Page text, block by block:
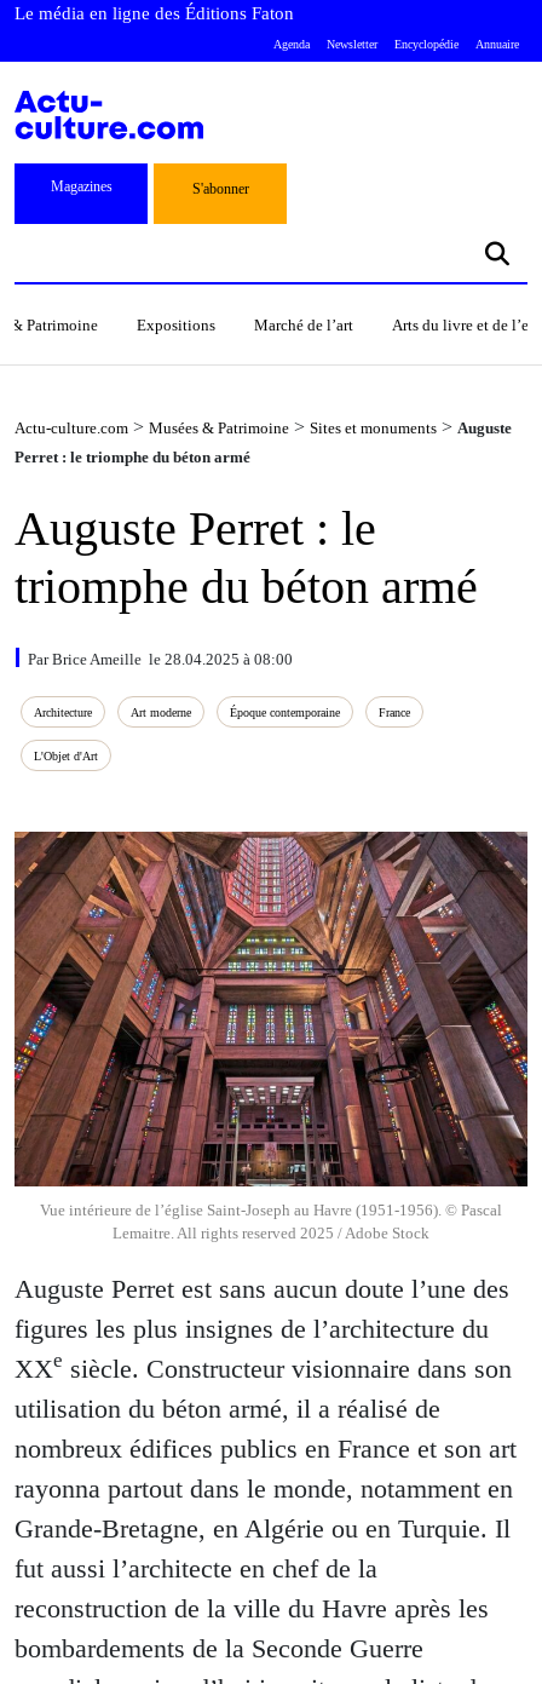
Le média en ligne des Éditions Faton
Agenda Newsletter Encyclopédie Annuaire
Magazines S'abonner
& Patrimoine Expositions Marché de l’art Arts du livre et de
Actu-culture.com > Musées & Patrimoine > Sites et monuments > Auguste
Perret : le triomphe du béton armé
Auguste Perret : le
triomphe du béton armé
Par Brice Ameille le 28.04.2025 à 08:00
Architecture Art moderne Époque contemporaine France
L'Objet d'Art
Vue intérieure de l’église Saint-Joseph au Havre (1951-1956). © Pascal
Lemaitre. All rights reserved 2025 / Adobe Stock
Auguste Perret est sans aucun doute l’une des
figures les plus insignes de l’architecture du
XXe siècle. Constructeur visionnaire dans son
utilisation du béton armé, il a réalisé de
nombreux édifices publics en France et son art
rayonna partout dans le monde, notamment en
Grande-Bretagne, en Algérie ou en Turquie. Il
fut aussi l’architecte en chef de la
reconstruction de la ville du Havre après les
bombardements de la Seconde Guerre